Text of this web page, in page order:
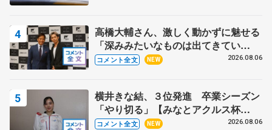
高橋大輔さん、激しく動かずに魅せる
「深みみたいなものは出てきてい
る？」 〝兄さん〟と慕うレジェンド
コメント全文 NEW 2026.08.06
横井きな結、３位発進 卒業シーズン
「やり切る」【みなとアクルス杯
SP】
コメント全文 NEW 2026.08.06